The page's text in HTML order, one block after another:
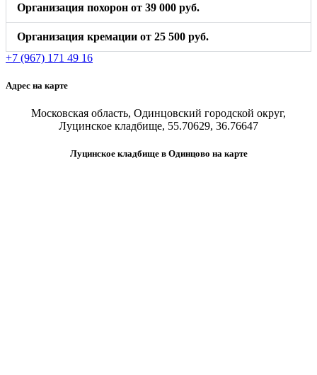
Организация похорон от 39 000 руб.
Организация кремации от 25 500 руб.
+7 (967) 171 49 16
Адрес на карте
Московская область, Одинцовский городской округ,
Луцинское кладбище, 55.70629, 36.76647
Луцинское кладбище в Одинцово на карте